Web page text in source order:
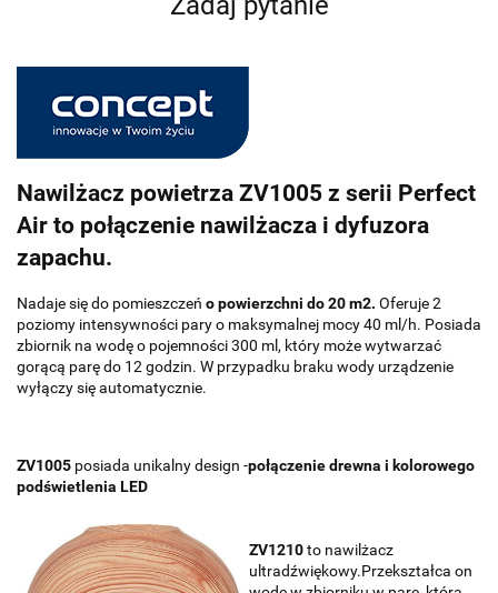
Nawilżacz powietrza ZV1005 z serii Perfect
Air to połączenie nawilżacza i dyfuzora
zapachu.
Nadaje się do pomieszczeń o powierzchni do 20 m2. Oferuje 2
poziomy intensywności pary o maksymalnej mocy 40 ml/h. Posiada
zbiornik na wodę o pojemności 300 ml, który może wytwarzać
gorącą parę do 12 godzin. W przypadku braku wody urządzenie
wyłączy się automatycznie.
ZV1005 posiada unikalny design -połączenie drewna i kolorowego
podświetlenia LED
ZV1210to nawilżacz
ultradźwiękowy.Przekształca on